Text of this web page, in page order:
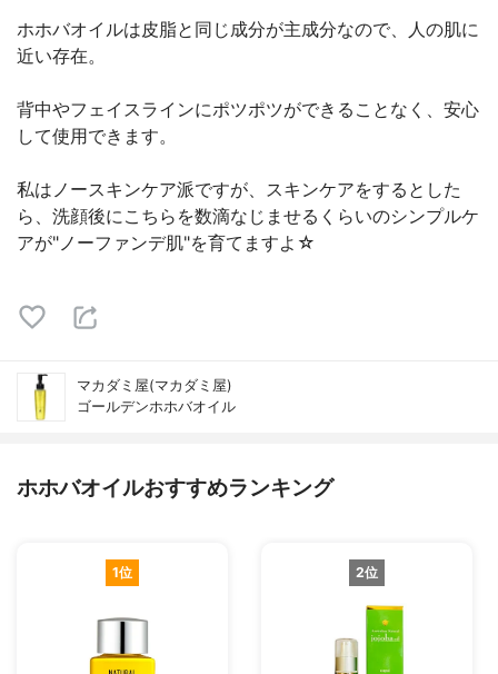
ホホバオイルは皮脂と同じ成分が主成分なので、人の肌に
近い存在。
背中やフェイスラインにポツポツができることなく、安心
して使用できます。
私はノースキンケア派ですが、スキンケアをするとした
ら、洗顔後にこちらを数滴なじませるくらいのシンプルケ
アが"ノーファンデ肌"を育てますよ☆
マカダミ屋(マカダミ屋)
ゴールデンホホバオイル
ホホバオイルおすすめランキング
1位 2位